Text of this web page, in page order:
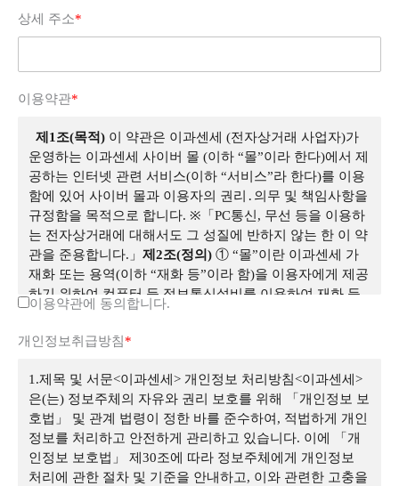
상세 주소*
이용약관*
제1조(목적) 이 약관은 이과센세 (전자상거래 사업자)가
운영하는 이과센세 사이버 몰 (이하 “몰”이라 한다)에서 제
공하는 인터넷 관련 서비스(이하 “서비스”라 한다)를 이용
함에 있어 사이버 몰과 이용자의 권리․의무 및 책임사항을
규정함을 목적으로 합니다. ※「PC통신, 무선 등을 이용하
는 전자상거래에 대해서도 그 성질에 반하지 않는 한 이 약
관을 준용합니다.」 제2조(정의) ① “몰”이란 이과센세 가
재화 또는 용역(이하 “재화 등”이라 함)을 이용자에게 제공
하기 위하여 컴퓨터 등 정보통신설비를 이용하여 재화 등
을 거래할 수 있도록 설정한 가상의 영업장을 말하며, 아울
러 사이버몰을 운영하는 사업자의 의미로도 사용합니
다. ② “이용자”란 “몰”에 접속하여 이 약관에 따라 “몰”이
제공하는 서비스를 받는 회원 및 비회원을 말합니다. ③
‘회원’이라 함은 “몰”에 회원등록을 한 자로서, 계속적으로
“몰”이 제공하는 서비스를 이용할 수 있는 자를 말합니
다. ④ ‘비회원’이라 함은 회원에 가입하지 않고 “몰”이 제
공하는 서비스를 이용하는 자를 말합니다.제3조 (약관 등
의 명시와 설명 및 개정)
이용약관에 동의합니다.
개인정보취급방침*
1.제목 및 서문<이과센세> 개인정보 처리방침<이과센세>
은(는) 정보주체의 자유와 권리 보호를 위해 「개인정보 보
호법」 및 관계 법령이 정한 바를 준수하여, 적법하게 개인
정보를 처리하고 안전하게 관리하고 있습니다. 이에 「개
인정보 보호법」 제30조에 따라 정보주체에게 개인정보
처리에 관한 절차 및 기준을 안내하고, 이와 관련한 고충을